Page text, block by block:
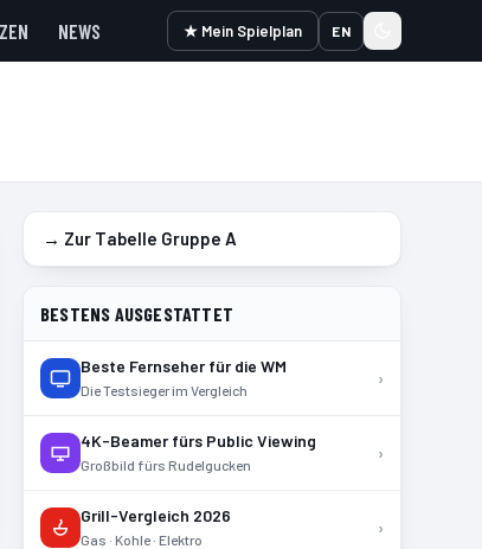
NEWS ★ Mein Spielplan EN
→ Zur Tabelle Gruppe A
BESTENS AUSGESTATTET
Beste Fernseher für die WM
Die Testsieger im Vergleich
›
4K-Beamer fürs Public Viewing
Großbild fürs Rudelgucken
›
Grill-Vergleich 2026
Gas · Kohle · Elektro
›